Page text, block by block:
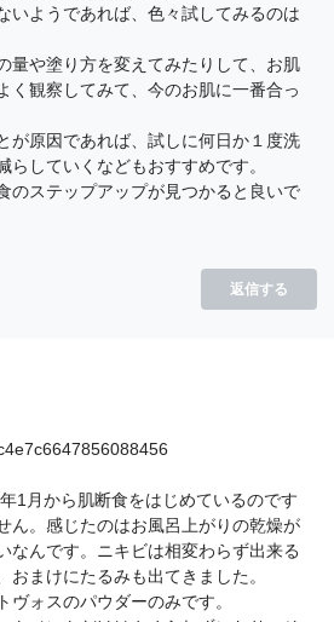
いようであれば、色々試してみるのは
量や塗り方を変えてみたりして、お肌
く観察してみて、今のお肌に一番合っ
が原因であれば、試しに何日か１度洗
らしていくなどもおすすめです。
のステップアップが見つかると良いで
返信する
1月から肌断食をはじめているのです
ん。感じたのはお風呂上がりの乾燥が
なんです。ニキビは相変わらず出来る
おまけにたるみも出てきました。
ヴォスのパウダーのみです。